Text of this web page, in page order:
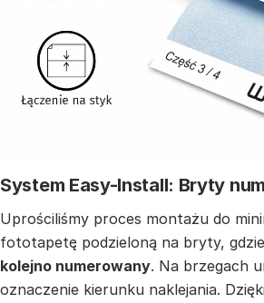
System Easy-Install: Bryty
Uprościliśmy proces montażu do
fototapetę podzieloną na bryty, gdzie
kolejno numerowany. Na brzegach
oznaczenie kierunku naklejania.